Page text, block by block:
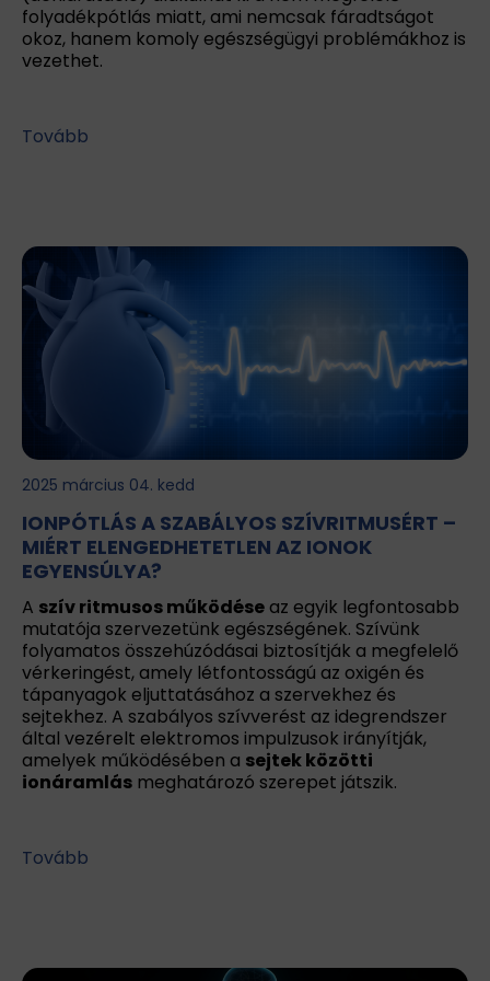
folyadékpótlás miatt, ami nemcsak fáradtságot
okoz, hanem komoly egészségügyi problémákhoz is
vezethet.
Tovább
2025 március 04. kedd
IONPÓTLÁS A SZABÁLYOS SZÍVRITMUSÉRT –
MIÉRT ELENGEDHETETLEN AZ IONOK
EGYENSÚLYA?
A szív ritmusos működése az egyik legfontosabb
mutatója szervezetünk egészségének. Szívünk
folyamatos összehúzódásai biztosítják a megfelelő
vérkeringést, amely létfontosságú az oxigén és
tápanyagok eljuttatásához a szervekhez és
sejtekhez. A szabályos szívverést az idegrendszer
által vezérelt elektromos impulzusok irányítják,
amelyek működésében a sejtek közötti
ionáramlás meghatározó szerepet játszik.
Tovább